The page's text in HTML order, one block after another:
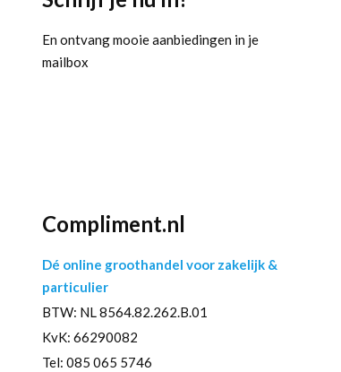
En ontvang mooie aanbiedingen in je
mailbox
Compliment.nl
Dé online groothandel voor zakelijk &
particulier
BTW: NL 8564.82.262.B.01
KvK: 66290082
Tel: 085 065 5746